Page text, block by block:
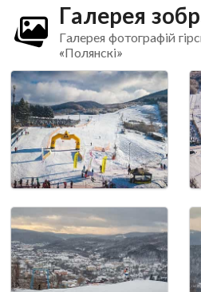
Галерея
Галерея фотографій
«Полянскі»